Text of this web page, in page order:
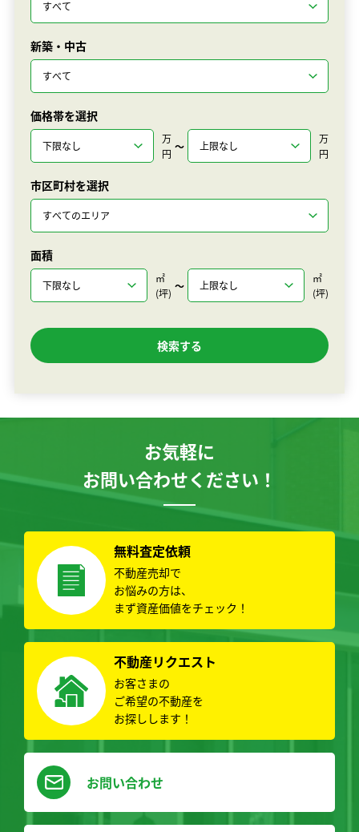
新築・中古
価格帯を選択
万
円
〜
万
円
市区町村を選択
面積
㎡
(坪)
〜
㎡
(坪)
お気軽に
お問い合わせください！
無料査定依頼
不動産売却で
お悩みの方は、
まず資産価値をチェック！
不動産リクエスト
お客さまの
ご希望の不動産を
お探しします！
お問い合わせ